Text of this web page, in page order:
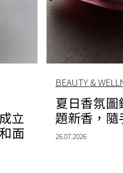
立
面
BEAUTY &
夏日香氛
題新香，隨
26.07.2026